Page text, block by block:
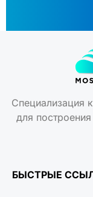
Специализация
для
БЫСТРЫЕ